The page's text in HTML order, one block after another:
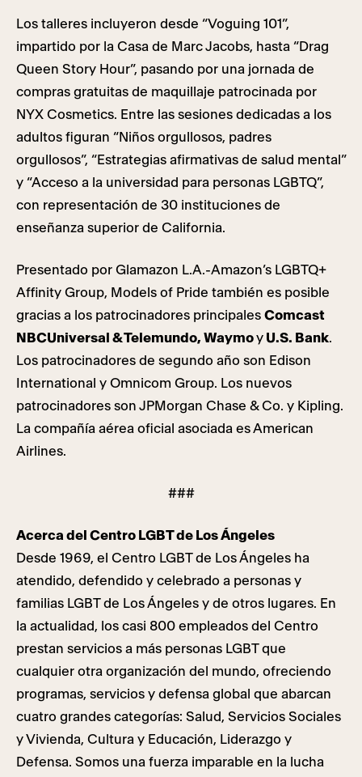
Los talleres incluyeron desde “Voguing 101”,
impartido por la Casa de Marc Jacobs, hasta “Drag
Queen Story Hour”, pasando por una jornada de
compras gratuitas de maquillaje patrocinada por
NYX Cosmetics. Entre las sesiones dedicadas a los
adultos figuran “Niños orgullosos, padres
orgullosos”, “Estrategias afirmativas de salud mental”
y “Acceso a la universidad para personas LGBTQ”,
con representación de 30 instituciones de
enseñanza superior de California.
Presentado por Glamazon L.A.-Amazon’s LGBTQ+
Affinity Group, Models of Pride también es posible
gracias a los patrocinadores principales Comcast
NBCUniversal & Telemundo, Waymoy U.S. Bank.
Los patrocinadores de segundo año son Edison
International y Omnicom Group. Los nuevos
patrocinadores son JPMorgan Chase & Co. y Kipling.
La compañía aérea oficial asociada es American
Airlines.
###
Acerca del Centro LGBT de Los Ángeles
Desde 1969, el Centro LGBT de Los Ángeles ha
atendido, defendido y celebrado a personas y
familias LGBT de Los Ángeles y de otros lugares. En
la actualidad, los casi 800 empleados del Centro
prestan servicios a más personas LGBT que
cualquier otra organización del mundo, ofreciendo
programas, servicios y defensa global que abarcan
cuatro grandes categorías: Salud, Servicios Sociales
y Vivienda, Cultura y Educación, Liderazgo y
Defensa. Somos una fuerza imparable en la lucha